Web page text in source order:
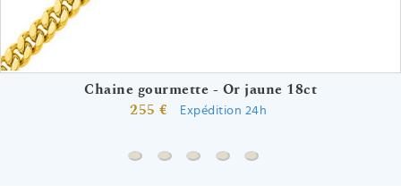
Chaine gourmette - Or jaune 18ct
255 €
Expédition 24h